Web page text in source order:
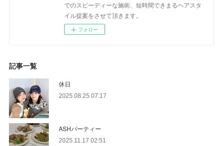
でのスピーディーな施術、短時間できまるヘアスタ
イル提案をさせて頂きます。
フォロー
記事一覧
休日
2025.08.25 07:17
ASHパーティー
2025.11.17 02:51